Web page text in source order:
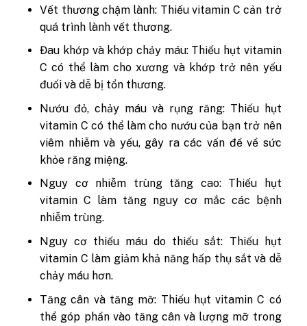
Vết thương chậm lành: Thiếu vitamin C cản trở
quá trình lành vết thương.
Đau khớp và khớp chảy máu: Thiếu hụt vitamin
C có thể làm cho xương và khớp trở nên yếu
đuối và dễ bị tổn thương.
Nướu đỏ, chảy máu và rụng răng: Thiếu hụt
vitamin C có thể làm cho nướu của bạn trở nên
viêm nhiễm và yếu, gây ra các vấn đề về sức
khỏe răng miệng.
Nguy cơ nhiễm trùng tăng cao: Thiếu hụt
vitamin C làm tăng nguy cơ mắc các bệnh
nhiễm trùng.
Nguy cơ thiếu máu do thiếu sắt: Thiếu hụt
vitamin C làm giảm khả năng hấp thụ sắt và dễ
chảy máu hơn.
Tăng cân và tăng mỡ: Thiếu hụt vitamin C có
thể góp phần vào tăng cân và lượng mỡ trong